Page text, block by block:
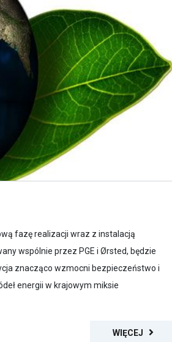
fazę realizacji wraz z instalacją
wspólnie przez PGE i Ørsted, będzie
znacząco wzmocni bezpieczeństwo i
energii w krajowym miksie
WIĘCEJ